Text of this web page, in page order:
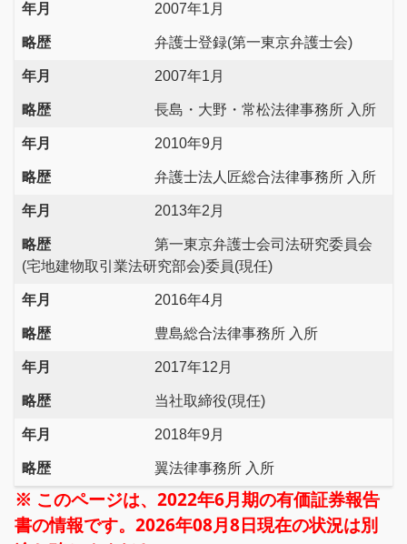
年月 2007年1月
略歴 弁護士登録(第一東京弁護士会)
年月 2007年1月
略歴 長島・大野・常松法律事務所 入所
年月 2010年9月
略歴 弁護士法人匠総合法律事務所 入所
年月 2013年2月
略歴
第一東京弁護士会司法研究委員会
(宅地建物取引業法研究部会)委員(現任)
年月 2016年4月
略歴 豊島総合法律事務所 入所
年月 2017年12月
略歴 当社取締役(現任)
年月 2018年9月
略歴 翼法律事務所 入所
※ このページは、2022年6月期の有価証券報告
書の情報です。2026年08月8日現在の状況は別